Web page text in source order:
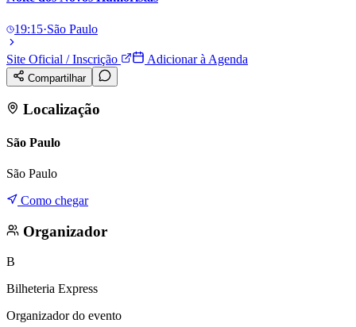
19:15·São Paulo
Site Oficial / Inscrição Adicionar à Agenda
Compartilhar
Localização
São Paulo
São Paulo
Como chegar
Organizador
B
Bilheteria Express
Organizador do evento